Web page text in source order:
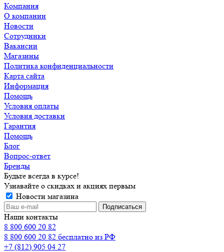
Компания
О компании
Новости
Сотрудники
Вакансии
Магазины
Политика конфиденциальности
Карта сайта
Информация
Помощь
Условия оплаты
Условия доставки
Гарантия
Помощь
Блог
Вопрос-ответ
Бренды
Будьте всегда в курсе!
Узнавайте о скидках и акциях первым
Новости магазина
Наши контакты
8 800 600 20 82
8 800 600 20 82 бесплатно из РФ
+7 (812) 905 04 27